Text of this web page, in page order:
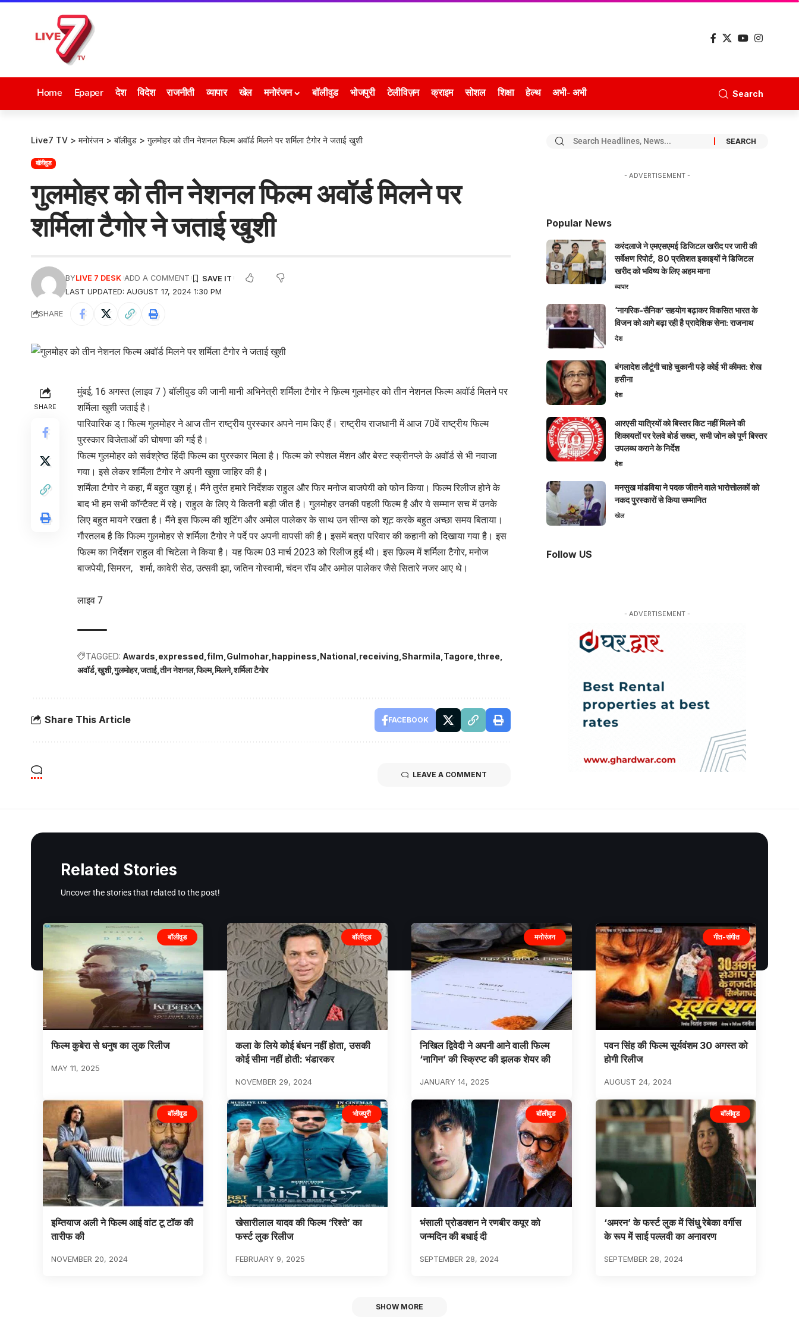
Home Epaper देश विदेश राजनीती व्यापार खेल मनोरंजन बॉलीवुड भोजपुरी टेलीविज़न क्राइम सोशल शिक्षा हेल्थ अभी- अभी Search
Live7 TV > मनोरंजन > बॉलीवुड > गुलमोहर को तीन नेशनल फिल्म अवॉर्ड मिलने पर शर्मिला टैगोर ने जताई खुशी
बॉलीवुड
गुलमोहर को तीन नेशनल फिल्म अवॉर्ड मिलने पर
शर्मिला टैगोर ने जताई खुशी
LAST UPDATED: AUGUST 17, 2024 1:30 PM
BYLIVE 7 DESK ADD A COMMENT
SHARE
SHARE
मुंबई, 16 अगस्त (लाइव 7 ) बॉलीवुड की जानी मानी अभिनेत्री शर्मिंला टैगोर ने फ़िल्म गुलमोहर को तीन नेशनल फिल्म अवॉर्ड मिलने पर
शर्मिला खुशी जताई है।
पारिवारिक ड् ा फिल्म गुलमोहर ने आज तीन राष्ट्रीय पुरस्कार अपने नाम किए हैं। राष्ट्रीय राजधानी में आज 70वें राष्ट्रीय फिल्म
पुरस्कार विजेताओं की घोषणा की गई है।
फिल्म गुलमोहर को सर्वश्रेष्ठ हिंदी फिल्म का पुरस्कार मिला है। फिल्म को स्पेशल मेंशन और बेस्ट स्क्रीनप्ले के अवॉर्ड से भी नवाजा
गया। इसे लेकर शर्मिंला टैगोर ने अपनी खुशा जाहिर की है।
शर्मिंला टैगोर ने कहा, मैं बहुत खुश हूं। मैंने तुरंत हमारे निर्देशक राहुल और फिर मनोज बाजपेयी को फोन किया। फिल्म रिलीज होने के
बाद भी हम सभी कॉन्टैक्ट में रहे। राहुल के लिए ये कितनी बड़ी जीत है। गुलमोहर उनकी पहली फिल्म है और ये सम्मान सच में उनके
लिए बहुत मायने रखता है। मैंने इस फिल्म की शूटिंग और अमोल पालेकर के साथ उन सीन्स को शूट करके बहुत अच्छा समय बिताया।
गौरतलब है कि फिल्म गुलमोहर से शर्मिला टैगोर ने पर्दे पर अपनी वापसी की है। इसमें बत्रा परिवार की कहानी को दिखाया गया है। इस
फिल्म का निर्देशन राहुल वी चिटेला ने किया है। यह फिल्म 03 मार्च 2023 को रिलीज हुई थी। इस फ़िल्म में शर्मिला टैगोर, मनोज
बाजपेयी, सिमरन, शर्मा, कावेरी सेठ, उत्सवी झा, जतिन गोस्वामी, चंदन रॉय और अमोल पालेकर जैसे सितारे नजर आए थे।
लाइव 7
TAGGED: Awards expressed film Gulmohar happiness National receiving Sharmila Tagore three
अवॉर्ड खुशी गुलमोहर जताई तीन नेशनल फिल्म मिलने शर्मिला टैगोर
Share This Article FACEBOOK
LEAVE A COMMENT
- ADVERTISEMENT -
Popular News
करंदलाजे ने एमएसएमई डिजिटल खरीद पर जारी की
सर्वेक्षण रिपोर्ट, 80 प्रतिशत इकाइयों ने डिजिटल
खरीद को भविष्य के लिए अहम माना
व्यापार
‘नागरिक-सैनिक’ सहयोग बढ़ाकर विकसित भारत के
विजन को आगे बढ़ा रही है प्रादेशिक सेना: राजनाथ
देश
बंगलादेश लौटूंगी चाहे चुकानी पड़े कोई भी कीमत: शेख
हसीना
देश
आरएसी यात्रियों को बिस्तर किट नहीं मिलने की
शिकायतों पर रेलवे बोर्ड सख्त, सभी जोन को पूर्ण बिस्तर
उपलब्ध कराने के निर्देश
देश
मनसुख मांडविया ने पदक जीतने वाले भारोत्तोलकों को
नकद पुरस्कारों से किया सम्मानित
खेल
Follow US
- ADVERTISEMENT -
Related Stories
Uncover the stories that related to the post!
बॉलीवुड
फिल्म कुबेरा से धनुष का लुक रिलीज
MAY 11, 2025
बॉलीवुड
कला के लिये कोई बंधन नहीं होता, उसकी
कोई सीमा नहीं होती: भंडारकर
NOVEMBER 29, 2024
मनोरंजन
निखिल द्विवेदी ने अपनी आने वाली फिल्म
‘नागिन’ की स्क्रिप्ट की झलक शेयर की
JANUARY 14, 2025
गीत-संगीत
पवन सिंह की फिल्म सूर्यवंशम 30 अगस्त को
होगी रिलीज
AUGUST 24, 2024
बॉलीवुड
इम्तियाज अली ने फिल्म आई वांट टू टॉक की
तारीफ की
NOVEMBER 20, 2024
भोजपुरी
खेसारीलाल यादव की फिल्म ‘रिश्ते’ का
फर्स्ट लुक रिलीज
FEBRUARY 9, 2025
बॉलीवुड
भंसाली प्रोडक्शन ने रणबीर कपूर को
जन्मदिन की बधाई दी
SEPTEMBER 28, 2024
बॉलीवुड
‘अमरन’ के फर्स्ट लुक में सिंधु रेबेका वर्गीस
के रूप में साई पल्लवी का अनावरण
SEPTEMBER 28, 2024
SHOW MORE